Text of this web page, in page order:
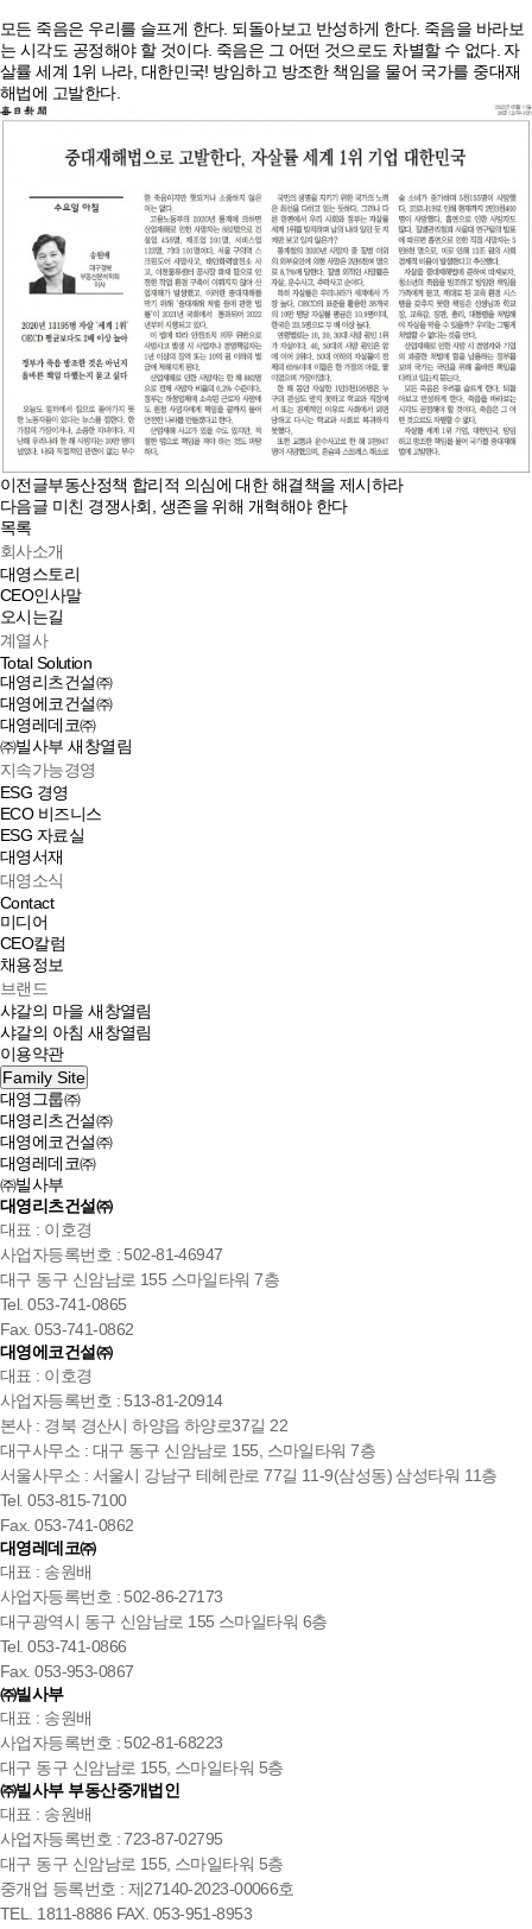
모든 죽음은 우리를 슬프게 한다. 되돌아보고 반성하게 한다. 죽음을 바라보
는 시각도 공정해야 할 것이다. 죽음은 그 어떤 것으로도 차별할 수 없다. 자
살률 세계 1위 나라, 대한민국! 방임하고 방조한 책임을 물어 국가를 중대재
해법에 고발한다.
이전글부동산정책 합리적 의심에 대한 해결책을 제시하라
다음글 미친 경쟁사회, 생존을 위해 개혁해야 한다
목록
회사소개
대영스토리
CEO인사말
오시는길
계열사
Total Solution
대영리츠건설㈜
대영에코건설㈜
대영레데코㈜
㈜빌사부새창열림
지속가능경영
ESG 경영
ECO 비즈니스
ESG 자료실
대영서재
대영소식
Contact
미디어
CEO칼럼
채용정보
브랜드
샤갈의 마을새창열림
샤갈의 아침새창열림
이용약관
Family Site
대영그룹㈜
대영리츠건설㈜
대영에코건설㈜
대영레데코㈜
㈜빌사부
대영리츠건설㈜
대표 : 이호경
사업자등록번호 : 502-81-46947
대구 동구 신암남로 155 스마일타워 7층
Tel. 053-741-0865
Fax. 053-741-0862
대영에코건설㈜
대표 : 이호경
사업자등록번호 : 513-81-20914
본사 : 경북 경산시 하양읍 하양로37길 22
대구사무소 : 대구 동구 신암남로 155, 스마일타워 7층
서울사무소 : 서울시 강남구 테헤란로 77길 11-9(삼성동) 삼성타워 11층
Tel. 053-815-7100
Fax. 053-741-0862
대영레데코㈜
대표 : 송원배
사업자등록번호 : 502-86-27173
대구광역시 동구 신암남로 155 스마일타워 6층
Tel. 053-741-0866
Fax. 053-953-0867
㈜빌사부
대표 : 송원배
사업자등록번호 : 502-81-68223
대구 동구 신암남로 155, 스마일타워 5층
㈜빌사부 부동산중개법인
대표 : 송원배
사업자등록번호 : 723-87-02795
대구 동구 신암남로 155, 스마일타워 5층
중개업 등록번호 : 제27140-2023-00066호
TEL. 1811-8886 FAX. 053-951-8953